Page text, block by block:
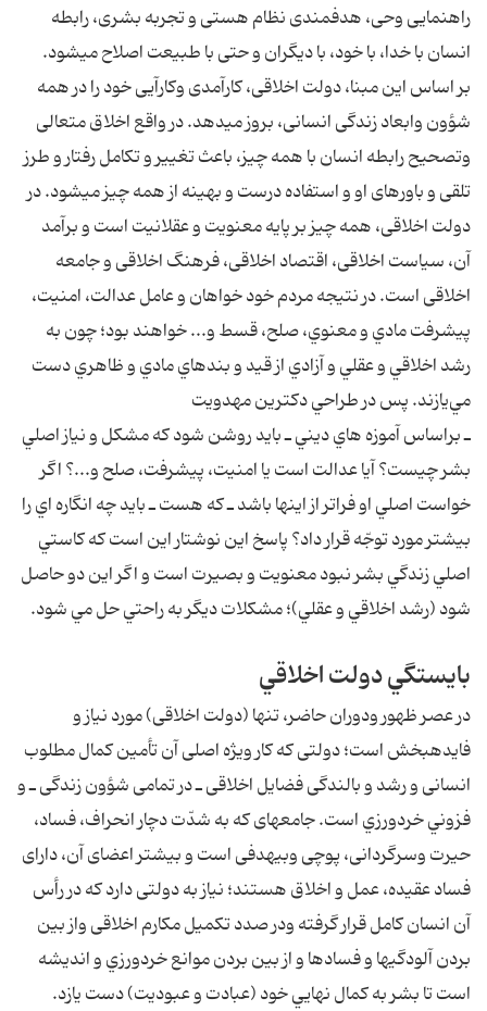
راهنمايى وحى، هدف‏مندى نظام هستى و تجربه بشرى، رابطه
انسان با خدا، با خود، با ديگران و حتى با طبيعت اصلاح مى‏شود.
بر اساس اين مبنا، دولت اخلاقى، كارآمدى وكارآيى خود را در همه
شؤون وابعاد زندگى انسانى، بروز مى‏دهد. در واقع اخلاق متعالى
وتصحيح رابطه انسان با همه چيز، باعث تغيير و تكامل رفتار و طرز
تلقى و باورهاى او و استفاده درست و بهينه از همه چيز مى‏شود. در
دولت اخلاقى، همه چيز بر پايه معنويت و عقلانيت است و برآمد
آن، سياست اخلاقى، اقتصاد اخلاقى، فرهنگ اخلاقى و جامعه
اخلاقى است. در نتيجه مردم خود خواهان و عامل عدالت، امنيت،
پيشرفت مادي و معنوي، صلح، قسط و... خواهند بود؛ چون به
رشد اخلاقي و عقلي و آزادي از قيد و بند‌هاي مادي و ظاهري دست
مي‌يازند. پس در طراحي دكترين مهدويت
ـ براساس آموزه هاي ديني ـ بايد روشن شود كه مشكل و نياز اصلي
بشر چيست؟ آيا عدالت است يا امنيت، پيشرفت، صلح و...؟ اگر
خواست اصلي او فراتر از اينها باشد ـ كه هست ـ بايد چه انگاره اي را
بيشتر مورد توجّه قرار داد؟ پاسخ اين نوشتار اين است كه كاستي
اصلي زندگي بشر نبود معنويت و بصيرت است و اگر اين دو حاصل
شود (رشد اخلاقي و عقلي)؛ مشكلات ديگر به راحتي حل مي شود.
بايستگي دولت اخلاقي
در عصر ظهور ودوران حاضر، تنها (دولت اخلاقى) مورد نياز و
فايده‏بخش است؛ دولتى كه كار ويژه اصلى آن تأمين كمال مطلوب
انسانى و رشد و بالندگى فضايل اخلاقى ـ در تمامى شؤون زندگى ـ و
فزوني خردورزي است. جامعه‏اى كه به شدّت دچار انحراف، فساد،
حيرت وسرگردانى، پوچى وبى‏هدفى است و بيشتر اعضاى آن، داراى
فساد عقيده، عمل و اخلاق هستند؛ نياز به دولتى دارد كه در رأس
آن انسان كامل قرار گرفته ودر صدد تكميل مكارم اخلاقى واز بين
بردن آلودگى‏ها و فسادها و از بين بردن موانع خردورزي و انديشه
است تا بشر به كمال نهايي خود (عبادت و عبوديت) دست يازد.